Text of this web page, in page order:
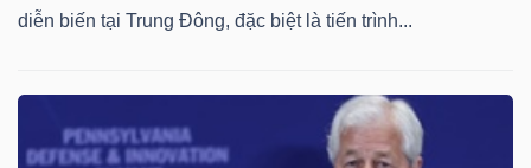
diễn biến tại Trung Đông, đặc biệt là tiến trình...
SỨC